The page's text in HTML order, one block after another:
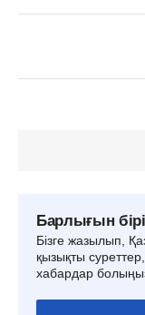
Барлығын
Бізге жазылып,
қызықты
хабардар